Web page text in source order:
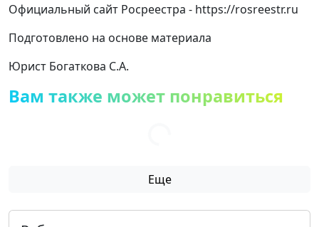
Официальный сайт Росреестра - https://rosreestr.ru
Подготовлено на основе материала
Юрист Богаткова С.А.
Вам также может понравиться
Еще